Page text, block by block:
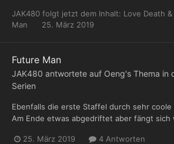
JAK480 folgt jetzt dem Inhalt: Love Death
Man
25. März 2019
Future Man
JAK480 antwortete auf Oeng's Thema in
Serien
Ebenfalls die erste Staffel durch sehr coole
Am Ende etwas abgedriftet aber fängt sich
25. März 2019 4 Antworten